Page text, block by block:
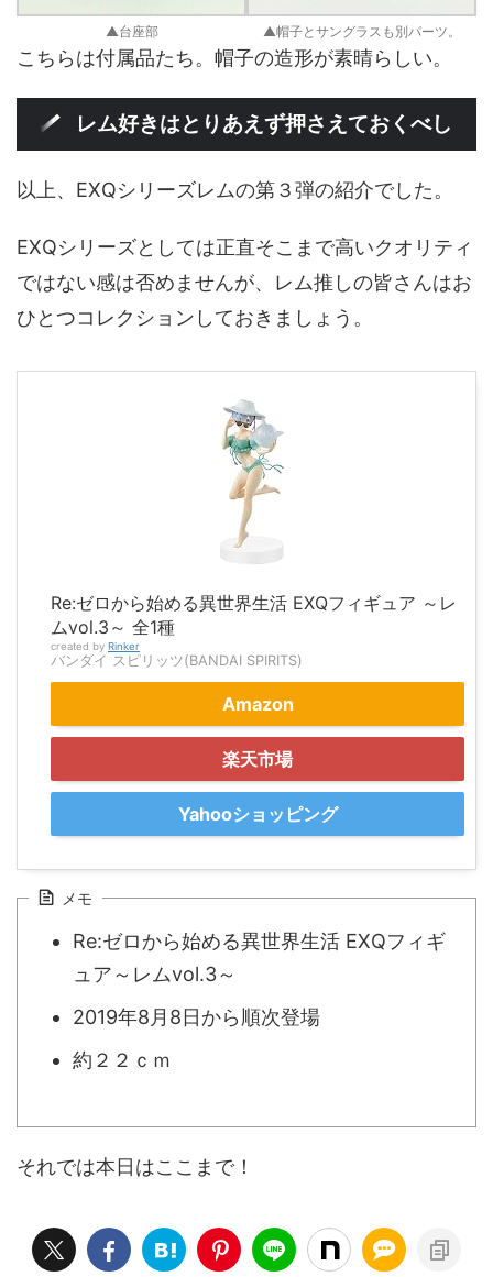
▲台座部 ▲帽子とサングラスも別パーツ。
こちらは付属品たち。帽子の造形が素晴らしい。
レム好きはとりあえず押さえておくべし
以上、EXQシリーズレムの第３弾の紹介でした。
EXQシリーズとしては正直そこまで高いクオリティ
ではない感は否めませんが、レム推しの皆さんはお
ひとつコレクションしておきましょう。
Re:ゼロから始める異世界生活 EXQフィギュア ～レ
ムvol.3～ 全1種
created by Rinker
バンダイ スピリッツ(BANDAI SPIRITS)
Amazon
楽天市場
Yahooショッピング
メモ
Re:ゼロから始める異世界生活 EXQフィギ
ュア～レムvol.3～
2019年8月8日から順次登場
約２２ｃｍ
それでは本日はここまで！